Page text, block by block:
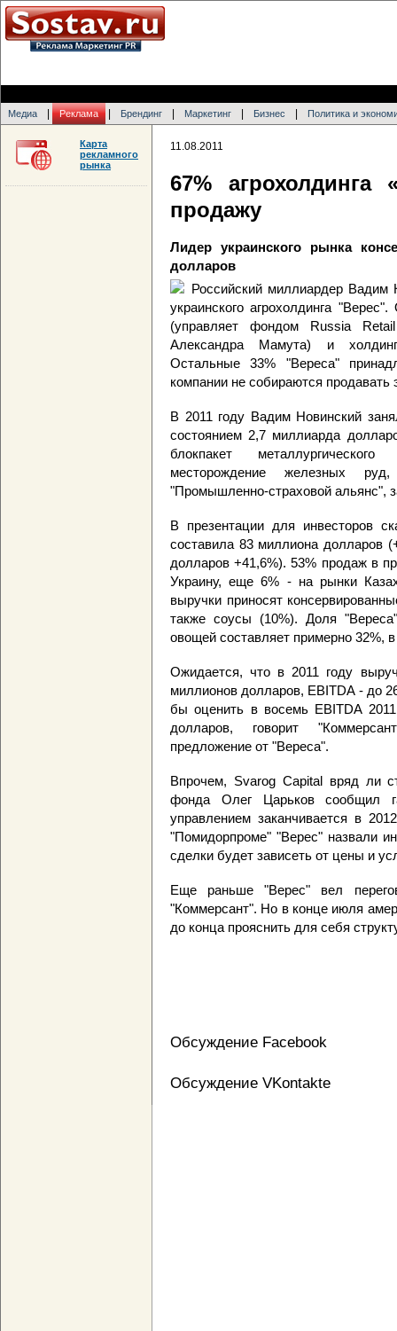
Медиа Реклама Брендинг Маркетинг Бизнес Политика и
11.08.2011
67%
продажу
Лидер украинского рынка
долларов
Российский миллиардер Вадим
украинского агрохолдинга
(управляет фондом Russia
Александра Мамута) и
Остальные 33% "Вереса"
компании не собираются продавать
В 2011 году Вадим Новинский
состоянием 2,7 миллиарда
блокпакет
месторождение железных
"Промышленно-страховой альянс",
В презентации для инвесторов
составила 83 миллиона долларов
долларов +41,6%). 53% продаж в
Украину, еще 6% - на рынки
выручки приносят
также соусы (10%). Доля
овощей составляет примерно 32%,
Ожидается, что в 2011 году
миллионов долларов, EBITDA - до
бы оценить в восемь EBITDA
долларов, говорит
предложение от "Вереса".
Впрочем, Svarog Capital вряд ли
фонда Олег Царьков сообщил
управлением заканчивается в
"Помидорпроме" "Верес" назвали
сделки будет зависеть от цены и
Еще раньше "Верес" вел
"Коммерсант". Но в конце июля
до конца прояснить для себя
Обсуждение Facebook
Обсуждение VKontakte
Карта
рекламного
рынка